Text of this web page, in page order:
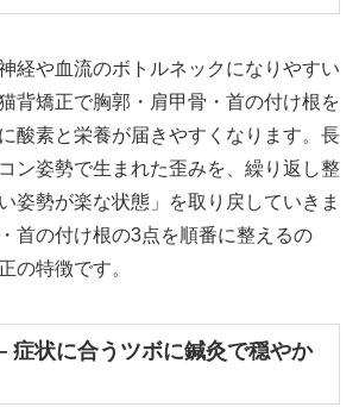
経や血流のボトルネックになりやすい
背矯正で胸郭・肩甲骨・首の付け根を
酸素と栄養が届きやすくなります。長
ン姿勢で生まれた歪みを、繰り返し整
姿勢が楽な状態」を取り戻していきま
首の付け根の3点を順番に整えるの
の特徴です。
状に合うツボに鍼灸で穏やか